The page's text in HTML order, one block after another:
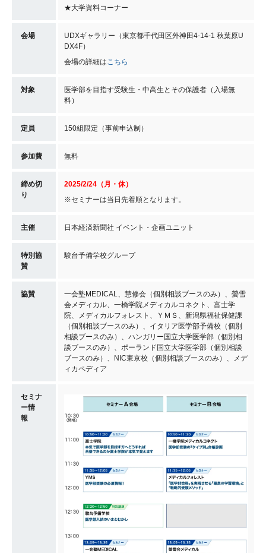
★大学資料コーナー
会場
UDXギャラリー（東京都千代田区外神田4-14-1 秋葉原U
DX4F）
会場の詳細は こちら
対象
医学部を目指す受験生・中高生とその保護者（入場無
料）
定員 150組限定（事前申込制）
参加費 無料
締め切
り
2025/2/24 （月・休）
※セミナーは当日先着順となります。
主催 日本経済新聞社 イベント・企画ユニット
特別協
賛
駿台予備学校グループ
協賛
一会塾MEDICAL、慧修会（個別相談ブースのみ）、螢雪
会メディカル、一橋学院メディカルコネクト、富士学
院、メディカルフォレスト、ＹＭＳ、新潟県福祉保健課
（個別相談ブースのみ）、イタリア医学部予備校（個別
相談ブースのみ）、ハンガリー国立大学医学部（個別相
談ブースのみ）、ポーランド国立大学医学部（個別相談
ブースのみ）、NIC東京校（個別相談ブースのみ）、メデ
ィカペディア
セミナ
ー情
報